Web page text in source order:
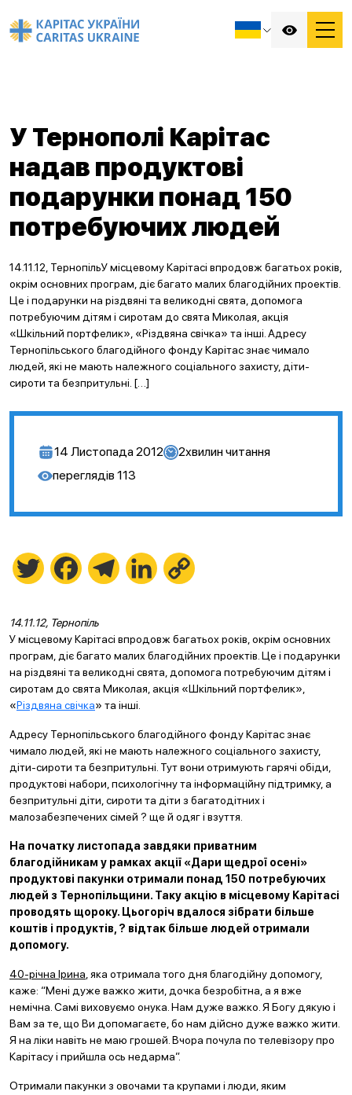
У Тернополі Карітас
надав продуктові
подарунки понад 150
потребуючих людей
14.11.12, ТернопільУ місцевому Карітасі впродовж багатьох років,
окрім основних програм, діє багато малих благодійних проектів.
Це і подарунки на різдвяні та великодні свята, допомога
потребуючим дітям і сиротам до свята Миколая, акція
«Шкільний портфелик», «Різдвяна свічка» та інші. Адресу
Тернопільського благодійного фонду Карітас знає чимало
людей, які не мають належного соціального захисту, діти-
сироти та безпритульні. […]
14 Листопада 2012 2хвилин читання
переглядів 113
Twitter FacebookTelegramLinkedIn
14.11.12, Тернопіль
У місцевому Карітасі впродовж багатьох років, окрім основних
програм, діє багато малих благодійних проектів. Це і подарунки
на різдвяні та великодні свята, допомога потребуючим дітям і
сиротам до свята Миколая, акція «Шкільний портфелик»,
«Різдвяна свічка» та інші.
Адресу Тернопільського благодійного фонду Карітас знає
чимало людей, які не мають належного соціального захисту,
діти-сироти та безпритульні. Тут вони отримують гарячі обіди,
продуктові набори, психологічну та інформаційну підтримку, а
безпритульні діти, сироти та діти з багатодітних і
малозабезпечених сімей ? ще й одяг і взуття.
На початку листопада завдяки приватним
благодійникам у рамках акції «Дари щедрої осені»
продуктові пакунки отримали понад 150 потребуючих
людей з Тернопільщини. Таку акцію в місцевому Карітасі
проводять щороку. Цьогоріч вдалося зібрати більше
коштів і продуктів, ? відтак більше людей отримали
допомогу.
40-річна Ірина , яка отримала того дня благодійну допомогу,
каже: “Мені дуже важко жити, дочка безробітна, а я вже
немічна. Самі виховуємо онука. Нам дуже важко. Я Богу дякую і
Вам за те, що Ви допомагаєте, бо нам дійсно дуже важко жити.
Я на ліки навіть не маю грошей. Вчора почула по телевізору про
Карітасу і прийшла ось недарма”.
Отримали пакунки з овочами та крупами і люди, яким